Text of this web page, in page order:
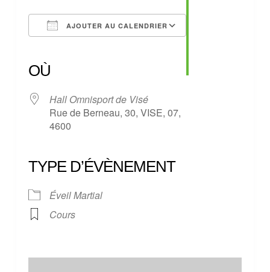
AJOUTER AU CALENDRIER
OÙ
Hall Omnisport de Visé
Rue de Berneau, 30, VISE, 07,
4600
TYPE D’ÉVÈNEMENT
Éveil Martial
Cours